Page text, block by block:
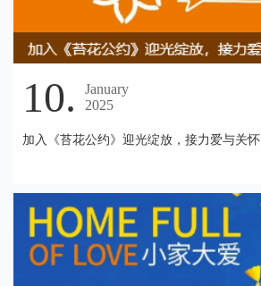
10.
January
2025
加入《苔花公约》迎光绽放，接力爱与关怀